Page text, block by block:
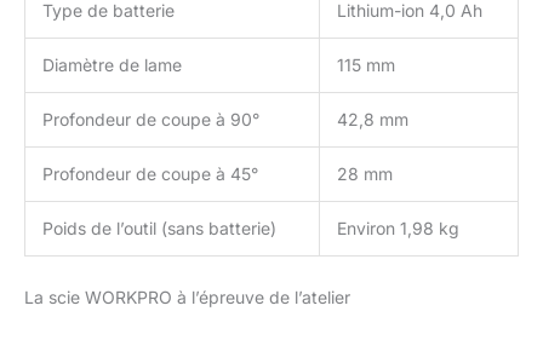
Type de batterie Lithium-ion 4,0 Ah
Diamètre de lame 115 mm
Profondeur de coupe à 90° 42,8 mm
Profondeur de coupe à 45° 28 mm
Poids de l’outil (sans batterie) Environ 1,98 kg
La scie WORKPRO à l’épreuve de l’atelier